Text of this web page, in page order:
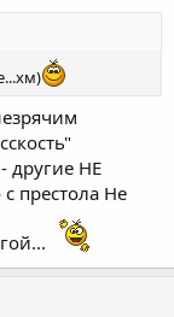
другие НЕ
престола Не